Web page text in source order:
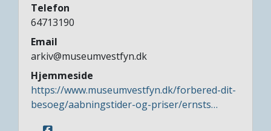
Telefon
64713190
Email
arkiv@museumvestfyn.dk
Hjemmeside
https://www.museumvestfyn.dk/forbered-dit-
besoeg/aabningstider-og-priser/ernsts…